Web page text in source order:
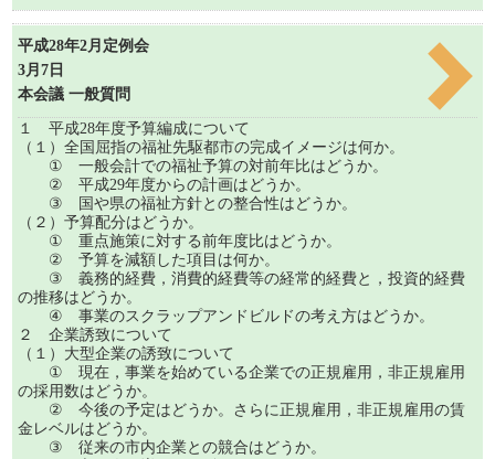
平成28年2月定例会
3月7日
本会議 一般質問
１ 平成28年度予算編成について
（１）全国屈指の福祉先駆都市の完成イメージは何か。
① 一般会計での福祉予算の対前年比はどうか。
② 平成29年度からの計画はどうか。
③ 国や県の福祉方針との整合性はどうか。
（２）予算配分はどうか。
① 重点施策に対する前年度比はどうか。
② 予算を減額した項目は何か。
③ 義務的経費，消費的経費等の経常的経費と，投資的経費
の推移はどうか。
④ 事業のスクラップアンドビルドの考え方はどうか。
２ 企業誘致について
（１）大型企業の誘致について
① 現在，事業を始めている企業での正規雇用，非正規雇用
の採用数はどうか。
② 今後の予定はどうか。さらに正規雇用，非正規雇用の賃
金レベルはどうか。
③ 従来の市内企業との競合はどうか。